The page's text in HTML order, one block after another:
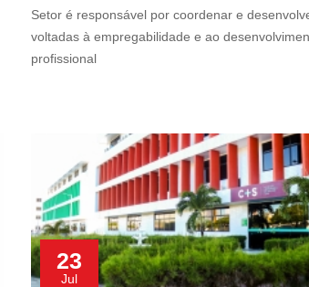
Setor é responsável por coordenar e
voltadas à empregabilidade e ao
profissional
23
Jul